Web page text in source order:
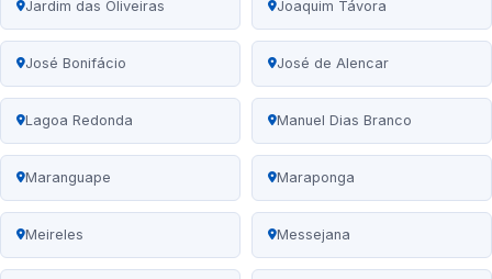
Jardim das Oliveiras Joaquim Távora
José Bonifácio José de Alencar
Lagoa Redonda Manuel Dias Branco
Maranguape Maraponga
Meireles Messejana